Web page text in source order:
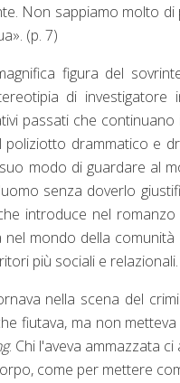
Non sappiamo molto
(p. 7)
figura del
di investigatore
passati che
drammatico e
modo di guardare al
senza doverlo
introduce nel
nel mondo della
più sociali e relazionali.
nella scena del
fiutava, ma non
. Chi l'aveva ammazzata
come per mettere